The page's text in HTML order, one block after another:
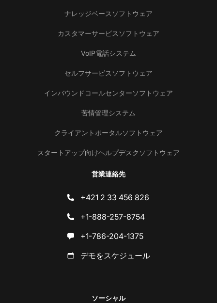
ナレッジベースソフトウェア
カスタマーサービスソフトウェア
VoIP電話システム
セルフサービスソフトウェア
インバウンドコールセンターソフトウェア
苦情管理システム
クライアントポータルソフトウェア
スタートアップ向けヘルプデスクソフトウェア
営業連絡先
+421 2 33 456 826
+1-888-257-8754
+1-786-204-1375
デモをスケジュール
ソーシャル